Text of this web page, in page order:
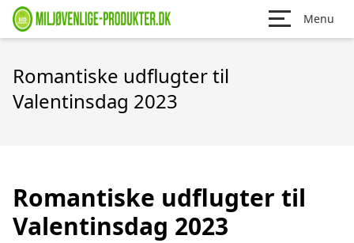
Menu
Romantiske udflugter til
Valentinsdag 2023
Romantiske udflugter til
Valentinsdag 2023